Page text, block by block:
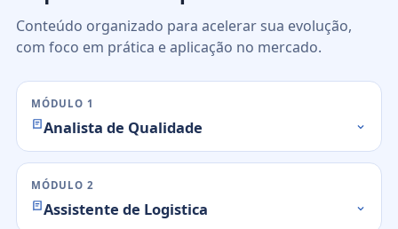
Conteúdo organizado para acelerar sua evolução,
com foco em prática e aplicação no mercado.
MÓDULO 1
Analista de Qualidade
MÓDULO 2
Assistente de Logistica